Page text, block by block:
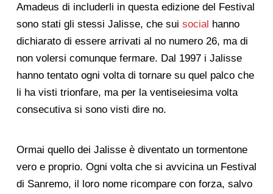
Amadeus di includerli in questa edizione del Festival
sono stati gli stessi Jalisse, che sui social hanno
dichiarato di essere arrivati al no numero 26, ma di
non volersi comunque fermare. Dal 1997 i Jalisse
hanno tentato ogni volta di tornare su quel palco che
li ha visti trionfare, ma per la ventiseiesima volta
consecutiva si sono visti dire no.
Ormai quello dei Jalisse è diventato un tormentone
vero e proprio. Ogni volta che si avvicina un Festival
di Sanremo, il loro nome ricompare con forza, salvo